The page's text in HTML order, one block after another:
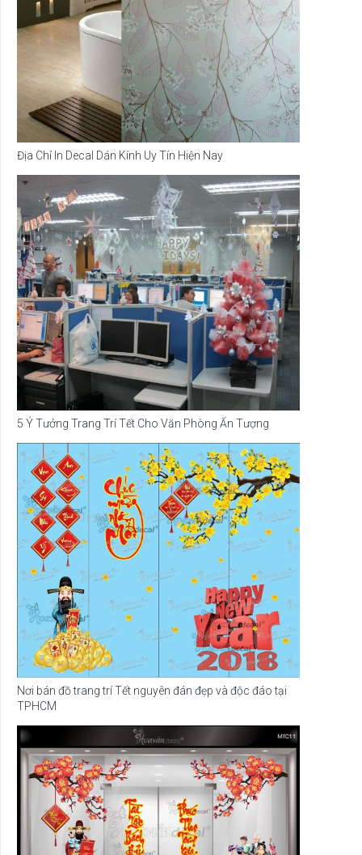
Địa Chỉ In Decal Dán Kính Uy Tín Hiện Nay
5 Ý Tưởng Trang Trí Tết Cho Văn Phòng Ấn Tượng
Nơi bán đồ trang trí Tết nguyên đán đẹp và độc đáo tại
TPHCM